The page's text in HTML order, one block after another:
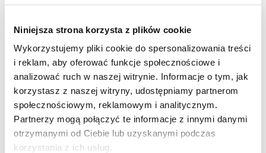
Niniejsza strona korzysta z plików cookie
Wykorzystujemy pliki cookie do spersonalizowania treści
i reklam, aby oferować funkcje społecznościowe i
analizować ruch w naszej witrynie. Informacje o tym, jak
korzystasz z naszej witryny, udostępniamy partnerom
społecznościowym, reklamowym i analitycznym.
Partnerzy mogą połączyć te informacje z innymi danymi
otrzymanymi od Ciebie lub uzyskanymi podczas
korzystania z ich usług.
bármikor
egyik
a másikra
nyomd meg a kormányra szerelt vezérlő + vagy -
gombját.
0-s üzemmód – rásegítés kikapcsolva (0 watt)
Eco üzemmód - kis rásegítés (70 watt)
Normál üzemmód - közepes rásegítés (125 watt)
üzemmód maximális rásegítés
nehéz
hegymenetekhez
(250 watt)